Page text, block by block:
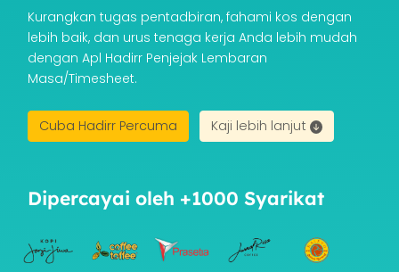
Kurangkan tugas pentadbiran, fahami kos dengan
lebih baik, dan urus tenaga kerja Anda lebih mudah
dengan Apl Hadirr Penjejak Lembaran
Masa/Timesheet.
Cuba Hadirr Percuma Kaji lebih lanjut
Dipercayai oleh +1000 Syarikat